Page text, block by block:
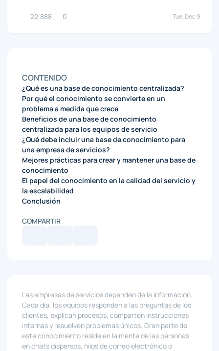
22,888 0 Tue, Dec 9
CONTENIDO
¿Qué es una base de conocimiento centralizada?
Por qué el conocimiento se convierte en un
problema a medida que crece
Beneficios de una base de conocimiento
centralizada para los equipos de servicio
¿Qué debe incluir una base de conocimiento para
una empresa de servicios?
Mejores prácticas para crear y mantener una base de
conocimiento
El papel del conocimiento en la calidad del servicio y
la escalabilidad
Conclusión
COMPARTIR
Las empresas de servicios dependen de la información.
Cada día, los equipos responden a las preguntas de los
clientes, explican procesos, comparten instrucciones
internas y resuelven problemas únicos. Gran parte de
este conocimiento reside en la mente de las personas,
en chats dispersos, hilos de correo electrónico o